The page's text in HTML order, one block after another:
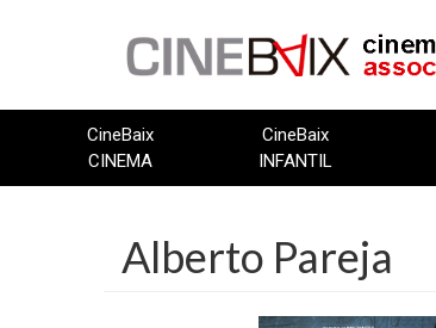
CineBaix
CINEMA
CineBaix
INFANTIL
Alberto Pareja